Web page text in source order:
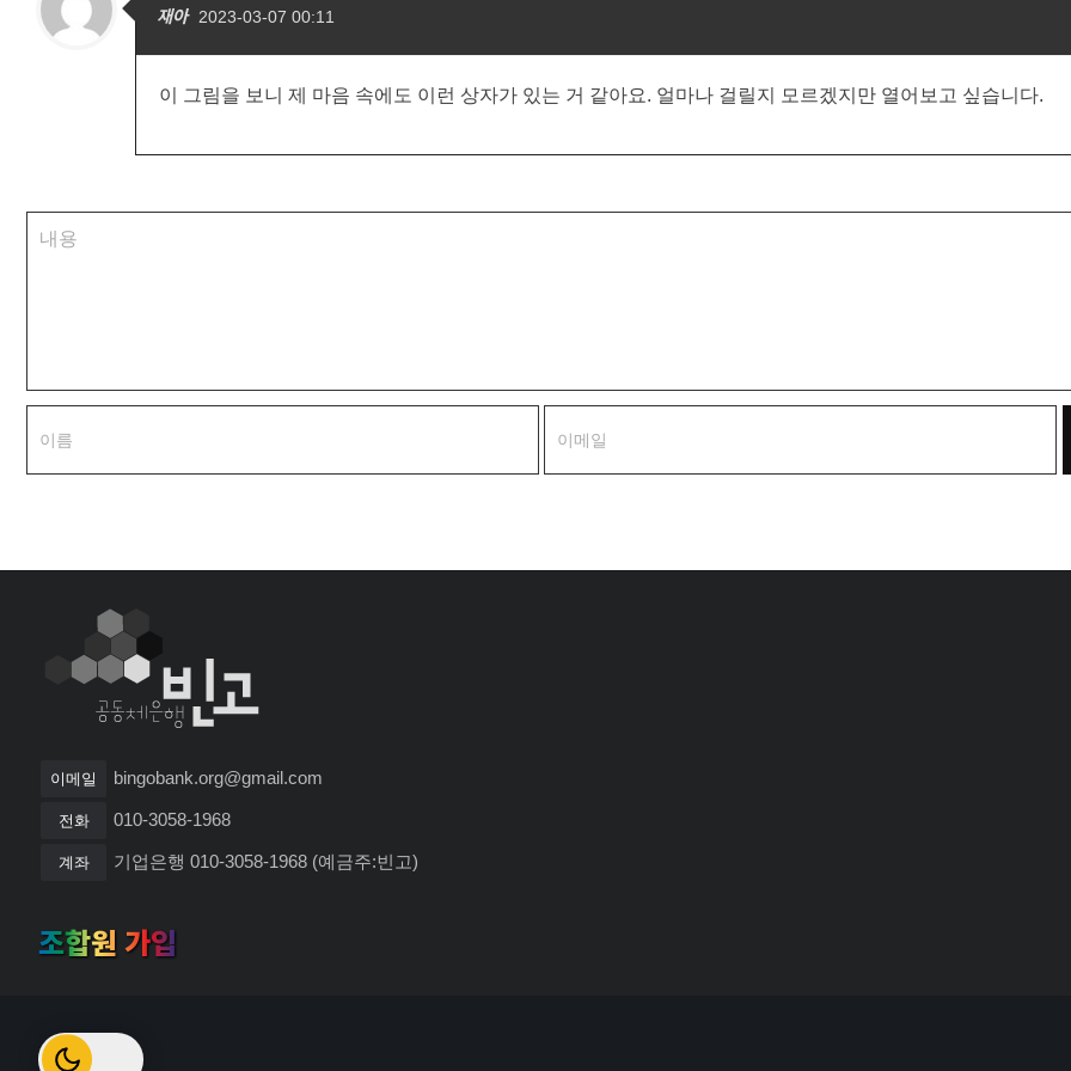
재아 2023-03-07 00:11
이 그림을 보니 제 마음 속에도 이런 상자가 있는 거 같아요. 얼마나 걸릴지 모르겠지만 열어보고 싶습니다.
이메일 bingobank.org@gmail.com
전화 010-3058-1968
계좌 기업은행 010-3058-1968 (예금주:빈고)
조합원 가입